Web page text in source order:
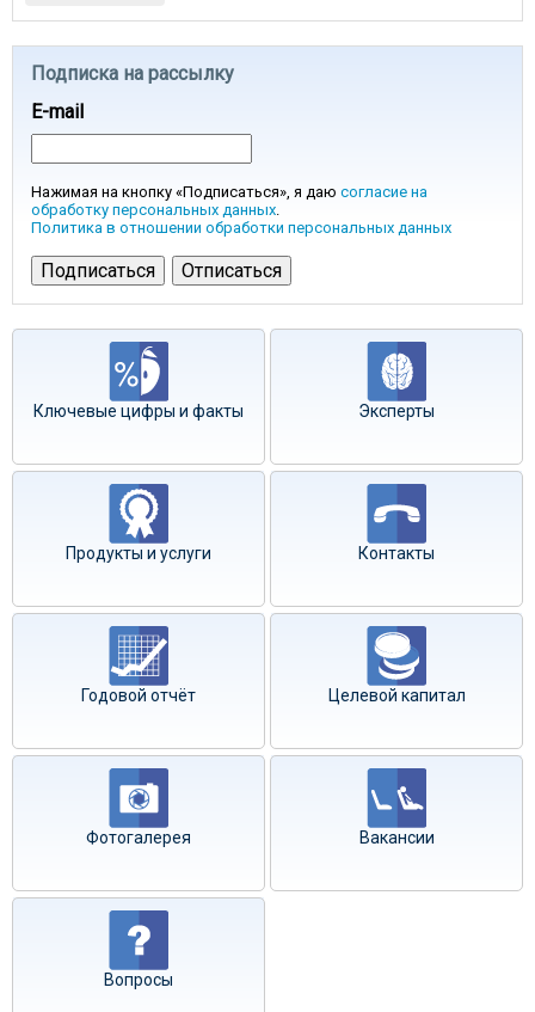
Подписка на рассылку
E-mail
Нажимая на кнопку «Подписаться», я даю согласие на
обработку персональных данных.
Политика в отношении обработки персональных данных
Ключевые цифры и факты Эксперты
Продукты и услуги Контакты
Годовой отчёт Целевой капитал
Фотогалерея Вакансии
Вопросы